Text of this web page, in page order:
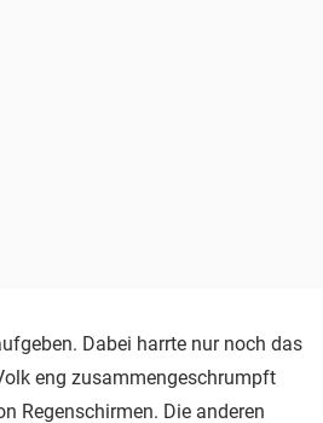
Dabei harrte nur noch das
eng zusammengeschrumpft
Regenschirmen. Die anderen